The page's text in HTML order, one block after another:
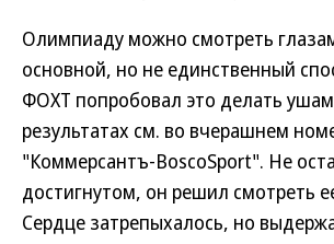
Олимпиаду можно смотреть
основной, но не единственный
ФОХТ попробовал это делать
результатах см. во вчерашнем
"Коммерсантъ-BoscoSport". Не
достигнутом, он решил смотреть
Сердце затрепыхалось, но